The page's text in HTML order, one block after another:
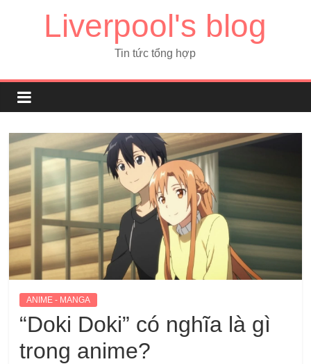
Liverpool's blog
Tin tức tổng hợp
ANIME - MANGA
“Doki Doki” có nghĩa là gì
trong anime?